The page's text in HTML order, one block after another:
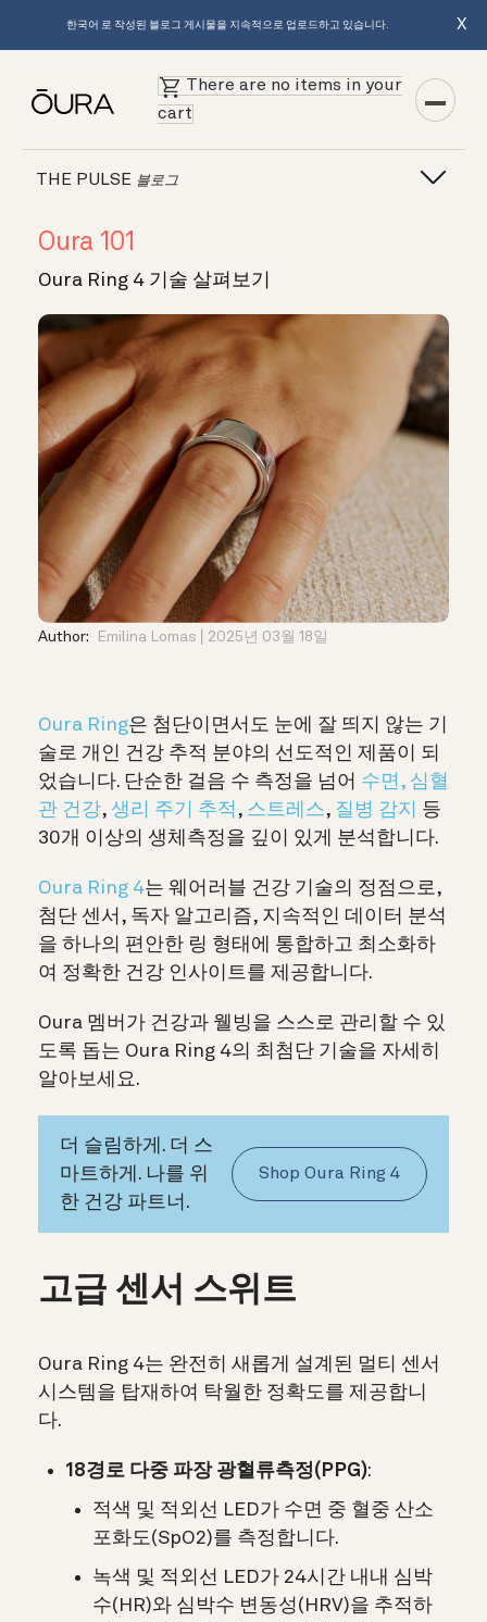
한국어 로 작성된 블로그 게시물을 지속적으로 업로드하고 있습니다. X
There are no items in your
cart
THE PULSE 블로그
Oura 101
Oura Ring 4 기술 살펴보기
Author: Emilina Lomas 2025년 03월 18일
Oura Ring은 첨단이면서도 눈에 잘 띄지 않는 기
술로 개인 건강 추적 분야의 선도적인 제품이 되
었습니다. 단순한 걸음 수 측정을 넘어 수면, 심혈
관 건강, 생리 주기 추적 , 스트레스, 질병 감지
등
30개 이상의 생체측정을 깊이 있게 분석합니다.
Oura Ring 4는 웨어러블 건강 기술의 정점으로,
첨단 센서, 독자 알고리즘, 지속적인 데이터 분석
을 하나의 편안한 링 형태에 통합하고 최소화하
여 정확한 건강 인사이트를 제공합니다.
Oura 멤버가 건강과 웰빙을 스스로 관리할 수 있
도록 돕는 Oura Ring 4의 최첨단 기술을 자세히
알아보세요.
더 슬림하게. 더 스
마트하게. 나를 위
한 건강 파트너.
Shop Oura Ring 4
고급 센서 스위트
Oura Ring 4는 완전히 새롭게 설계된 멀티 센서
시스템을 탑재하여 탁월한 정확도를 제공합니
다.
18경로 다중 파장 광혈류측정(PPG):
적색 및 적외선 LED가 수면 중 혈중 산소
포화도(SpO2)를 측정합니다.
녹색 및 적외선 LED가 24시간 내내 심박
수(HR)와 심박수 변동성(HRV)을 추적하